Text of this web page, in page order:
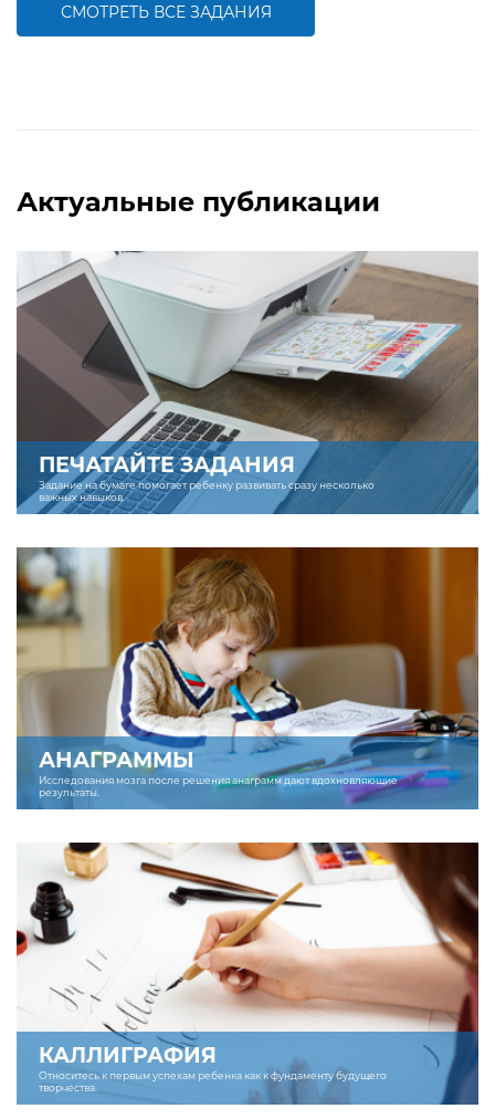
СМОТРЕТЬ ВСЕ ЗАДАНИЯ
Актуальные публикации
ПЕЧАТАЙТЕ ЗАДАНИЯ
Задание на бумаге помогает ребенку развивать сразу несколько
важных навыков.
АНАГРАММЫ
Исследования мозга после решения анаграмм дают вдохновляющие
результаты.
КАЛЛИГРАФИЯ
Относитесь к первым успехам ребенка как к фундаменту будущего
творчества.